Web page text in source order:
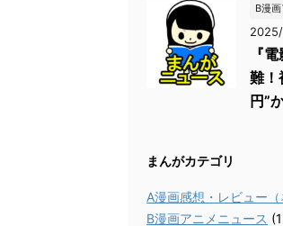
B漫
『
難！
円”
まんがカテゴリ
A漫画感想・レビュー（
B漫画アニメニュース